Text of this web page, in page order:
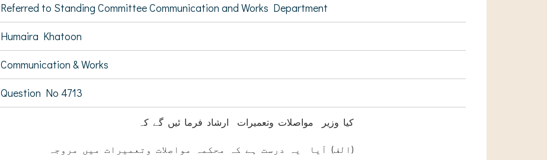
Referred to Standing Committee Communication and Works Department
Humaira Khatoon
Communication & Works
Question No 4713
کیا وزیر مواصلات وتعمیرات ارشاد فرما ئیں گے کہ
(الف) آیا یہ درست ہے کہ محکمہ مواصلات وتعمیرات میں مروجہ